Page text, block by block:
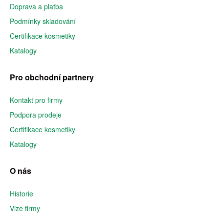
Doprava a platba
Podmínky skladování
Certifikace kosmetiky
Katalogy
Pro obchodní partnery
Kontakt pro firmy
Podpora prodeje
Certifikace kosmetiky
Katalogy
O nás
Historie
Vize firmy